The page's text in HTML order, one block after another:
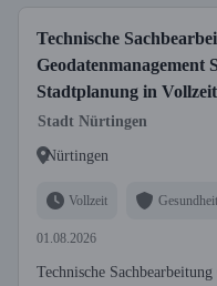
Technische
Geodatenmanagement
Stadtplanung in
Stadtplanungsamt (m/w/
Stadt Nürtingen
Nürtingen
Vollzeit
01.08.2026
Technische